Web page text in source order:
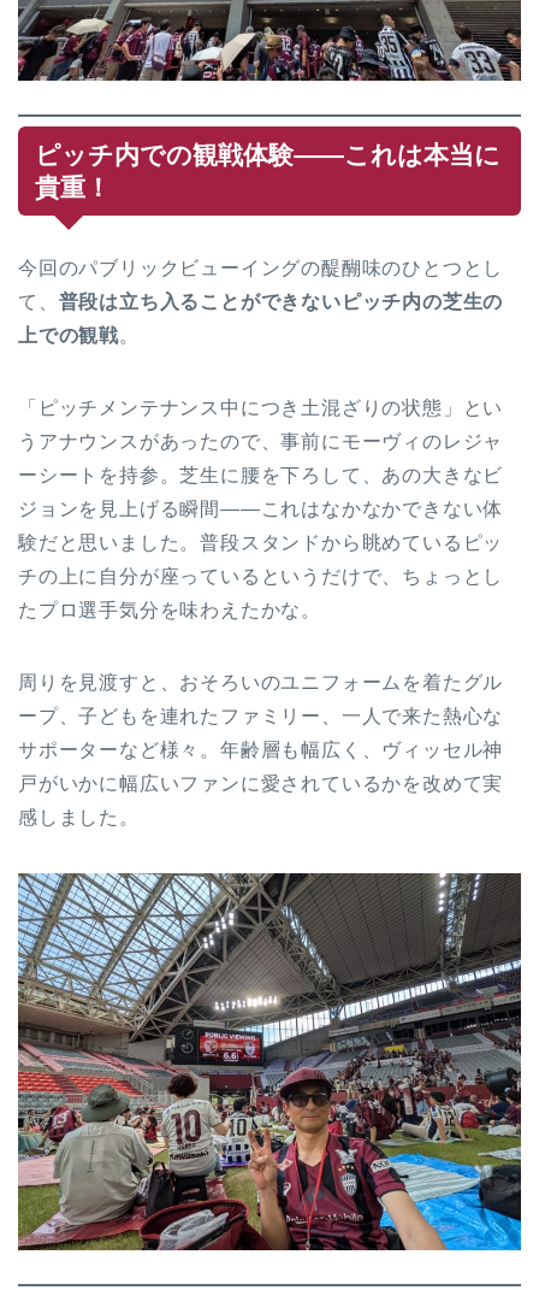
ピッチ内での観戦体験——これは本当に
貴重！
今回のパブリックビューイングの醍醐味のひとつとし
て、 普段は立ち入ることができないピッチ内の芝生の
上での観戦。
「ピッチメンテナンス中につき土混ざりの状態」とい
うアナウンスがあったので、事前にモーヴィのレジャ
ーシートを持参。芝生に腰を下ろして、あの大きなビ
ジョンを見上げる瞬間——これはなかなかできない体
験だと思いました。普段スタンドから眺めているピッ
チの上に自分が座っているというだけで、ちょっとし
たプロ選手気分を味わえたかな。
周りを見渡すと、おそろいのユニフォームを着たグル
ープ、子どもを連れたファミリー、一人で来た熱心な
サポーターなど様々。年齢層も幅広く、ヴィッセル神
戸がいかに幅広いファンに愛されているかを改めて実
感しました。